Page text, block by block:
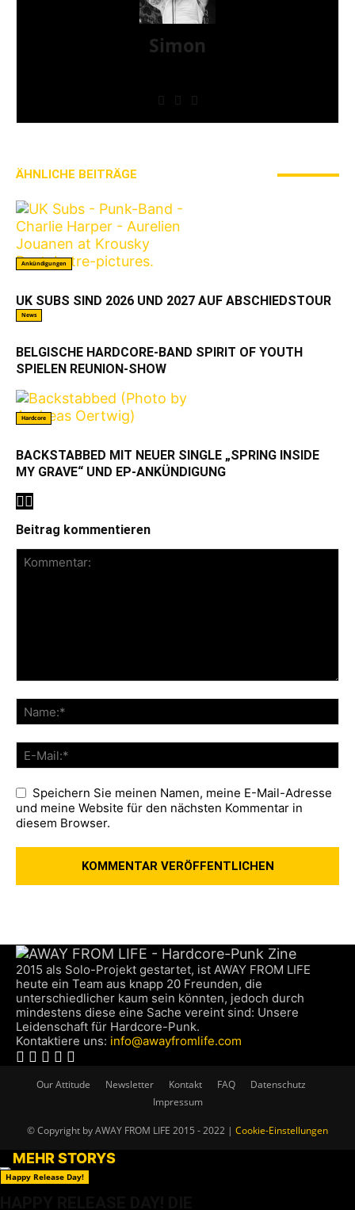
Simon
ÄHNLICHE BEITRÄGE
Ankündigungen
UK SUBS SIND 2026 UND 2027 AUF ABSCHIEDSTOUR
News
BELGISCHE HARDCORE-BAND SPIRIT OF YOUTH
SPIELEN REUNION-SHOW
Hardcore
BACKSTABBED MIT NEUER SINGLE „SPRING INSIDE
MY GRAVE“ UND EP-ANKÜNDIGUNG
Beitrag kommentieren
Speichern Sie meinen Namen, meine E-Mail-Adresse
und meine Website für den nächsten Kommentar in
diesem Browser.
2015 als Solo-Projekt gestartet, ist AWAY FROM LIFE
heute ein Team aus knapp 20 Freunden, die
unterschiedlicher kaum sein könnten, jedoch durch
mindestens diese eine Sache vereint sind: Unsere
Leidenschaft für Hardcore-Punk.
Kontaktiere uns: info@awayfromlife.com
Our Attitude Newsletter Kontakt FAQ
Datenschutz
Impressum
© Copyright by AWAY FROM LIFE 2015 - 2022 | Cookie-Einstellungen
MEHR STORYS
Happy Release Day!